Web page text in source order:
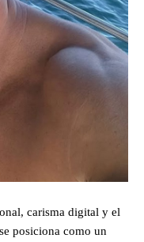
carisma digital y el
se posiciona como un